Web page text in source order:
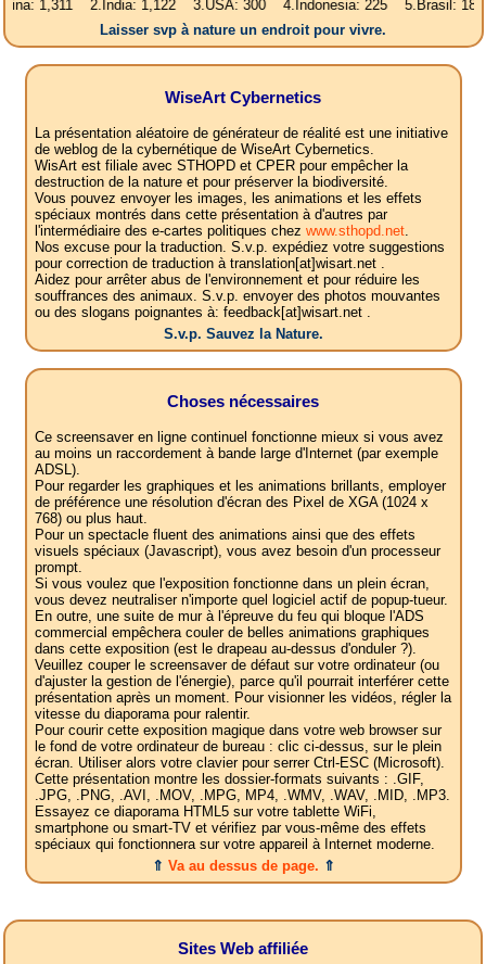
2.India: 1,122 3.USA: 300 4.Indonesia: 225 5.Brasil: 187
Laisser svp à nature un endroit pour vivre.
WiseArt Cybernetics
La présentation aléatoire de générateur de réalité est une initiative
de weblog de la cybernétique de WiseArt Cybernetics.
WisArt est filiale avec STHOPD et CPER pour empêcher la
destruction de la nature et pour préserver la biodiversité.
Vous pouvez envoyer les images, les animations et les effets
spéciaux montrés dans cette présentation à d'autres par
l'intermédiaire des e-cartes politiques chez www.sthopd.net.
Nos excuse pour la traduction. S.v.p. expédiez votre suggestions
pour correction de traduction à translation[at]wisart.net .
Aidez pour arrêter abus de l'environnement et pour réduire les
souffrances des animaux. S.v.p. envoyer des photos mouvantes
ou des slogans poignantes à: feedback[at]wisart.net .
S.v.p. Sauvez la Nature.
Choses nécessaires
Ce screensaver en ligne continuel fonctionne mieux si vous avez
au moins un raccordement à bande large d'Internet (par exemple
ADSL).
Pour regarder les graphiques et les animations brillants, employer
de préférence une résolution d'écran des Pixel de XGA (1024 x
768) ou plus haut.
Pour un spectacle fluent des animations ainsi que des effets
visuels spéciaux (Javascript), vous avez besoin d'un processeur
prompt.
Si vous voulez que l'exposition fonctionne dans un plein écran,
vous devez neutraliser n'importe quel logiciel actif de popup-tueur.
En outre, une suite de mur à l'épreuve du feu qui bloque l'ADS
commercial empêchera couler de belles animations graphiques
dans cette exposition (est le drapeau au-dessus d'onduler ?).
Veuillez couper le screensaver de défaut sur votre ordinateur (ou
d'ajuster la gestion de l'énergie), parce qu'il pourrait interférer cette
présentation après un moment. Pour visionner les vidéos, régler la
vitesse du diaporama pour ralentir.
Pour courir cette exposition magique dans votre web browser sur
le fond de votre ordinateur de bureau : clic ci-dessus, sur le plein
écran. Utiliser alors votre clavier pour serrer Ctrl-ESC (Microsoft).
Cette présentation montre les dossier-formats suivants : .GIF,
.JPG, .PNG, .AVI, .MOV, .MPG, MP4, .WMV, .WAV, .MID, .MP3.
Essayez ce diaporama HTML5 sur votre tablette WiFi,
smartphone ou smart-TV et vérifiez par vous-même des effets
spéciaux qui fonctionnera sur votre appareil à Internet moderne.
⇑ Va au dessus de page. ⇑
Sites Web affiliée